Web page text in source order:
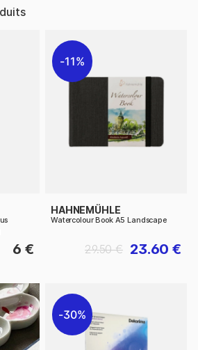
6 €
11%
HAHNEMÜHLE
Watercolour Book A5 Landscape
23.60 €
29.50 €
30%